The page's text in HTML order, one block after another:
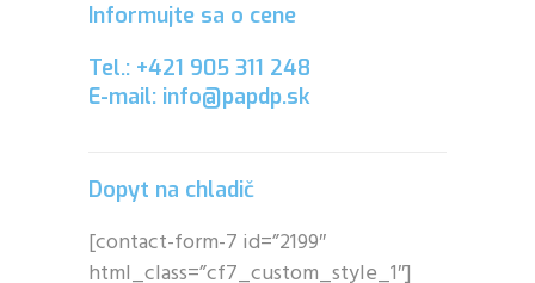
Informujte sa o cene
Tel.: +421 905 311 248
E-mail: info@papdp.sk
Dopyt na chladič
[contact-form-7 id=”2199″
html_class=”cf7_custom_style_1″]